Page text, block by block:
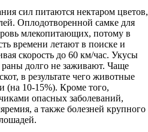
сил питаются нектаром цветов,
Оплодотворенной самке для
млекопитающих, потому в
времени летают в поиске и
скорость до 60 км/час. Укусы
долго не заживают. Чаще
в результате чего животные
(на 10-15%). Кроме того,
опасных заболеваний,
а также болезней крупного